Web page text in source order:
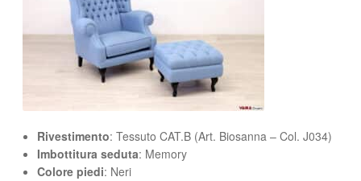
Rivestimento: Tessuto CAT.B (Art. Biosanna – Col. J034)
Imbottitura seduta: Memory
Colore piedi: Neri